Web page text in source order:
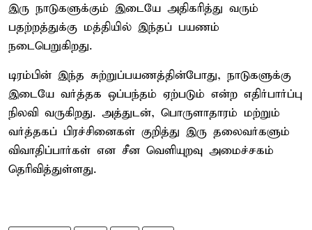
இரு நாடுகளுக்கும் இடையே அதிகரித்து வரும்
பதற்றத்துக்கு மத்தியில் இந்தப் பயணம்
நடைபெறுகிறது.
டிரம்பின் இந்த சுற்றுப்பயணத்தின்போது, நாடுகளுக்கு
இடையே வர்த்தக ஒப்பந்தம் ஏற்படும் என்ற எதிர்பார்ப்பு
நிலவி வருகிறது. அத்துடன், பொருளாதாரம் மற்றும்
வர்த்தகப் பிரச்சினைகள் குறித்து இரு தலைவர்களும்
விவாதிப்பார்கள் என சீன வெளியுறவு அமைச்சகம்
தெரிவித்துள்ளது.